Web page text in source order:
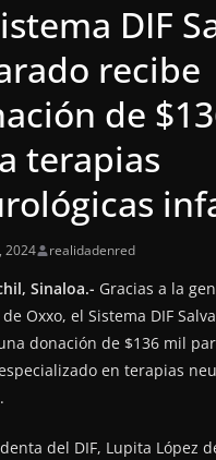
DIF
recibe
de
terapias
2024 realidadenred
Sinaloa.- Gracias a la
Oxxo, el Sistema DIF
donación de $136 mil
en terapias
del DIF, Lupita López